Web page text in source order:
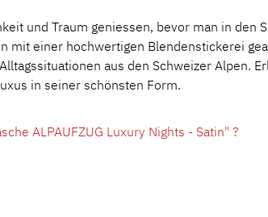
und Traum geniessen, bevor man in
mit einer hochwertigen Blendenstickerei
aus den Schweizer
in seiner schönsten Form.
ALPAUFZUG Luxury Nights - Satin" ?